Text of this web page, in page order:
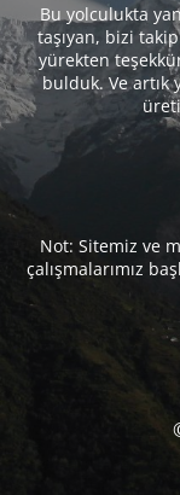
Bu yolculukta
taşıyan, bizi
yürekten
bulduk. Ve
Not: Sitemiz ve
çalışmalarımız